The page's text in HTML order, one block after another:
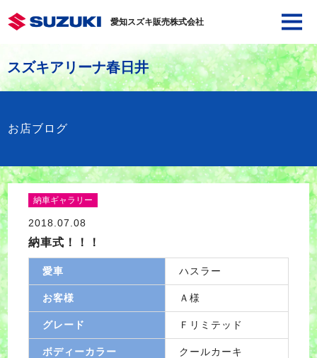
愛知スズキ販売株式会社
スズキアリーナ春日井
お店ブログ
納車ギャラリー
2018.07.08
納車式！！！
愛車 ハスラー
お客様 Ａ様
グレード Ｆリミテッド
ボディーカラー クールカーキ